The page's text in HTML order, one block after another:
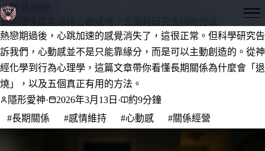
關係經營
長期關係還能保持心動感嗎？五個有研究支持的方法
熱戀期過後，心跳加速的感覺消失了，這很正常。但科學研究告
訴我們，心動感並不是只能靠緣分，而是可以主動創造的。從神
經化學到行為心理學，這篇文章帶你看懂長期關係為什麼會「退
燒」，以及五個真正有用的方法。
隱形愛神· 2026年3月13日 ·
約9分鐘
#長期關係
#感情維持 #心動感 #關係經營